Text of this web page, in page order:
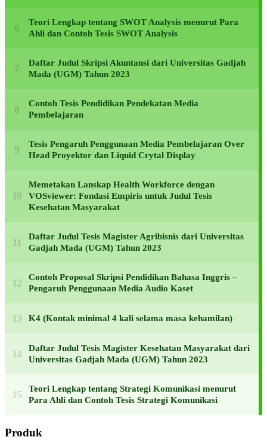
Teori Lengkap tentang SWOT Analysis menurut Para
Ahli dan Contoh Tesis SWOT Analysis
Daftar Judul Skripsi Akuntansi dari Universitas Gadjah
Mada (UGM) Tahun 2023
Contoh Tesis Pendidikan Pendekatan Media
Pembelajaran
Tesis Pengaruh Penggunaan Media Pembelajaran Over
Head Proyektor dan Liquid Crytal Display
Memetakan Lanskap Health Workforce dengan
VOSviewer: Fondasi Empiris untuk Judul Tesis
Kesehatan Masyarakat
Daftar Judul Tesis Magister Agribisnis dari Universitas
Gadjah Mada (UGM) Tahun 2023
Contoh Proposal Skripsi Pendidikan Bahasa Inggris –
Pengaruh Penggunaan Media Audio Kaset
K4 (Kontak minimal 4 kali selama masa kehamilan)
Daftar Judul Tesis Magister Kesehatan Masyarakat dari
Universitas Gadjah Mada (UGM) Tahun 2023
Teori Lengkap tentang Strategi Komunikasi menurut
Para Ahli dan Contoh Tesis Strategi Komunikasi
Produk